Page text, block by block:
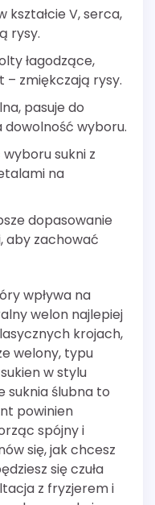
kształcie V, serca,
rysy.
łagodzące,
– zmiękczają rysy.
pasuje do
dowolność wyboru.
wyboru sukni z
na
dopasowanie
aby zachować
wpływa na
welon najlepiej
krojach,
welony, typu
w stylu
suknia ślubna to
powinien
spójny i
się, jak chcesz
się czuła
z fryzjerem i